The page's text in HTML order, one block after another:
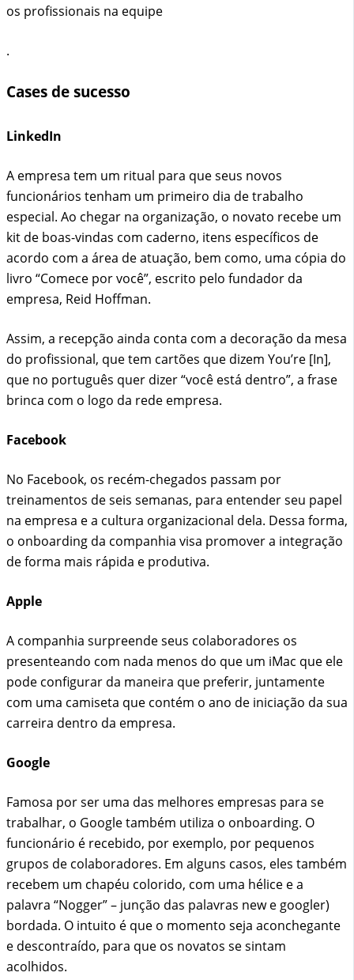
os profissionais na equipe
.
Cases de sucesso
LinkedIn
A empresa tem um ritual para que seus novos
funcionários tenham um primeiro dia de trabalho
especial. Ao chegar na organização, o novato recebe um
kit de boas-vindas com caderno, itens específicos de
acordo com a área de atuação, bem como, uma cópia do
livro “Comece por você”, escrito pelo fundador da
empresa, Reid Hoffman.
Assim, a recepção ainda conta com a decoração da mesa
do profissional, que tem cartões que dizem You’re [In],
que no português quer dizer “você está dentro”, a frase
brinca com o logo da rede empresa.
Facebook
No Facebook, os recém-chegados passam por
treinamentos de seis semanas, para entender seu papel
na empresa e a cultura organizacional dela. Dessa forma,
o onboarding da companhia visa promover a integração
de forma mais rápida e produtiva.
Apple
A companhia surpreende seus colaboradores os
presenteando com nada menos do que um iMac que ele
pode configurar da maneira que preferir, juntamente
com uma camiseta que contém o ano de iniciação da sua
carreira dentro da empresa.
Google
Famosa por ser uma das melhores empresas para se
trabalhar, o Google também utiliza o onboarding. O
funcionário é recebido, por exemplo, por pequenos
grupos de colaboradores. Em alguns casos, eles também
recebem um chapéu colorido, com uma hélice e a
palavra “Nogger” – junção das palavras new e googler)
bordada. O intuito é que o momento seja aconchegante
e descontraído, para que os novatos se sintam
acolhidos.